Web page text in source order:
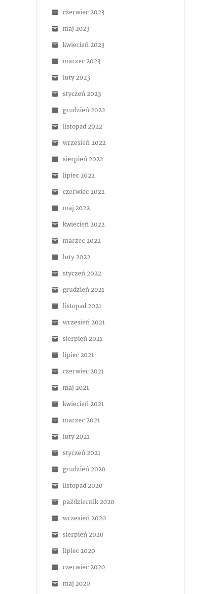
czerwiec 2023
maj 2023
kwiecień 2023
marzec 2023
luty 2023
styczeń 2023
grudzień 2022
listopad 2022
wrzesień 2022
sierpień 2022
lipiec 2022
czerwiec 2022
maj 2022
kwiecień 2022
marzec 2022
luty 2022
styczeń 2022
grudzień 2021
listopad 2021
wrzesień 2021
sierpień 2021
lipiec 2021
czerwiec 2021
maj 2021
kwiecień 2021
marzec 2021
luty 2021
styczeń 2021
grudzień 2020
listopad 2020
październik 2020
wrzesień 2020
sierpień 2020
lipiec 2020
czerwiec 2020
maj 2020